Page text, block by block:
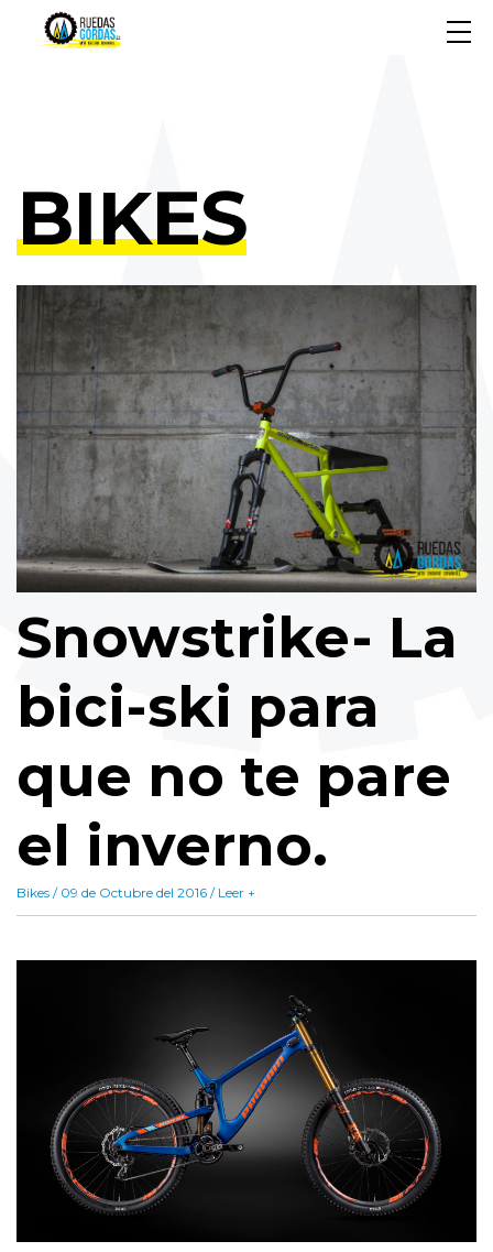
BIKES
Snowstrike- La
bici-ski para
que no te pare
el inverno.
Bikes / 09 de Octubre del 2016 / Leer +